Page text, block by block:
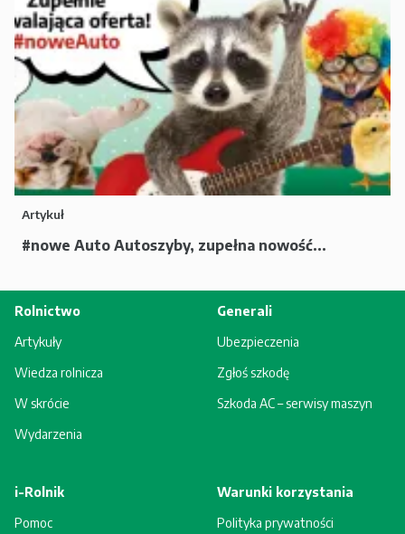
Artykuł
#nowe Auto Autoszyby, zupełna nowość...
Rolnictwo
Artykuły
Wiedza rolnicza
W skrócie
Wydarzenia
Generali
Ubezpieczenia
Zgłoś szkodę
Szkoda AC – serwisy maszyn
i-Rolnik
Pomoc
Warunki korzystania
Polityka prywatności